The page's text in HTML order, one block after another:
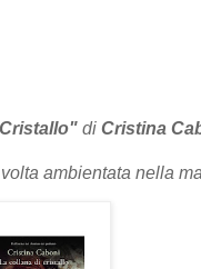
di Cristina
ambientata nella